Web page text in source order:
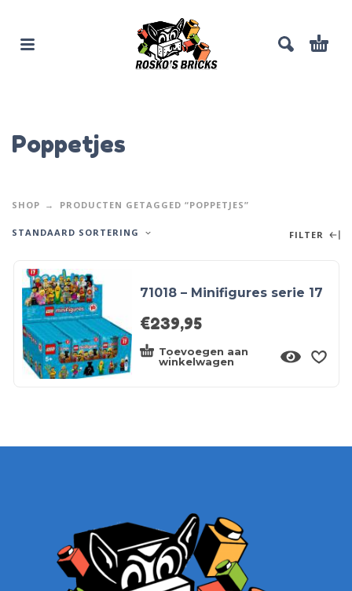
Poppetjes
SHOP PRODUCTEN GETAGGED “POPPETJES”
STANDAARD SORTERING FILTER
71018 – Minifigures serie 17
€239,95
Toevoegen aan
winkelwagen